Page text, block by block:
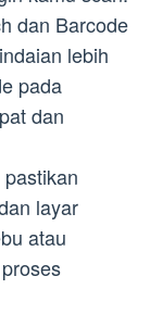
dan Barcode
lebih
pada
dan
layar
atau